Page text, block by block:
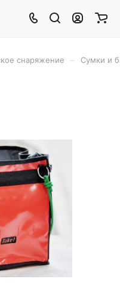
снаряжение Сумки и